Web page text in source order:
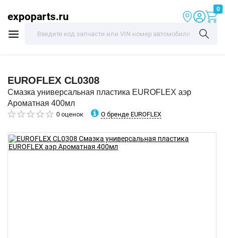
expoparts.ru
0
EUROFLEX CL0308
Смазка универсальная пластика EUROFLEX аэр
Ароматная 400мл
0 оценок О бренде EUROFLEX